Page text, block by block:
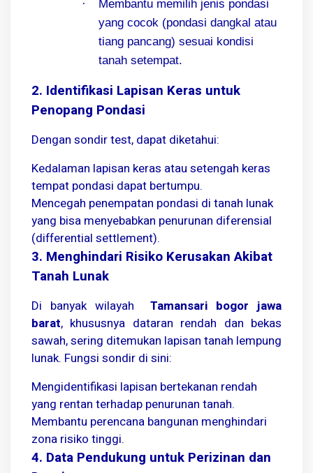
·
Membantu memilih jenis pondasi
yang cocok (pondasi dangkal atau
tiang pancang) sesuai kondisi
tanah setempat.
2. Identifikasi Lapisan Keras untuk
Penopang Pondasi
Dengan sondir test, dapat diketahui:
Kedalaman lapisan keras atau setengah keras
tempat pondasi dapat bertumpu.
Mencegah penempatan pondasi di tanah lunak
yang bisa menyebabkan penurunan diferensial
(differential settlement).
3. Menghindari Risiko Kerusakan Akibat
Tanah Lunak
Di banyak wilayah Tamansari bogor jawa
barat, khususnya dataran rendah dan bekas
sawah, sering ditemukan lapisan tanah lempung
lunak. Fungsi sondir di sini:
Mengidentifikasi lapisan bertekanan rendah
yang rentan terhadap penurunan tanah.
Membantu perencana bangunan menghindari
zona risiko tinggi.
4. Data Pendukung untuk Perizinan dan